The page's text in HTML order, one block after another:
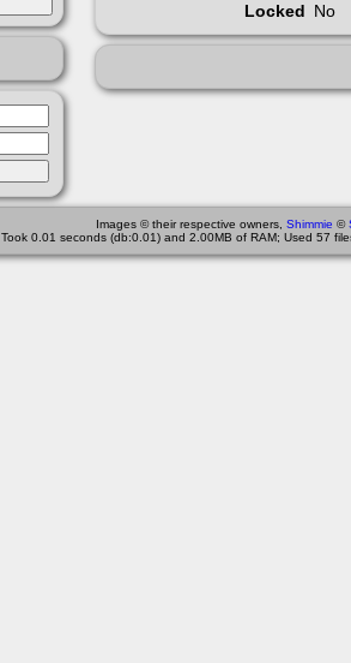
Locked No
Images © their respective owners, Shimmie ©
Took 0.01 seconds (db:0.01) and 2.00MB of RAM; Used 57